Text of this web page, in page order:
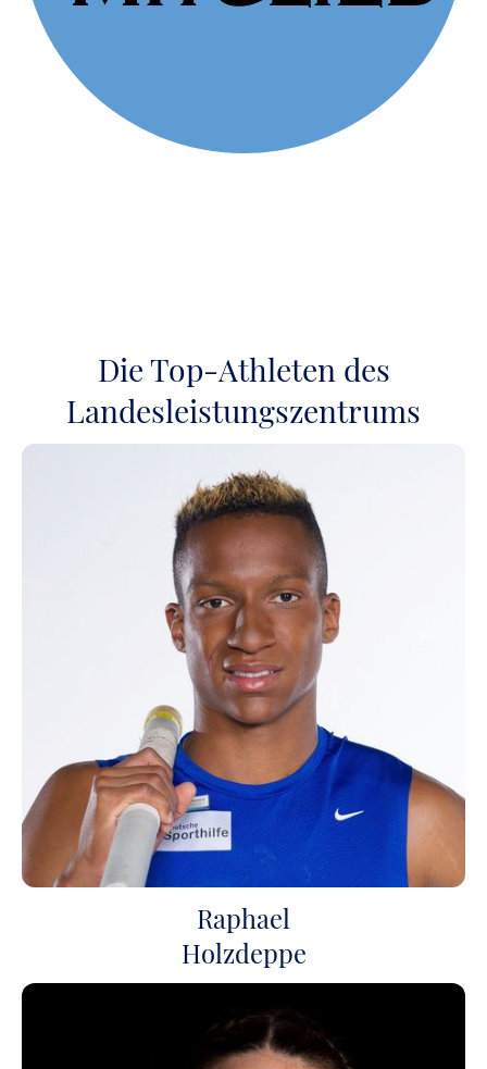
Die Top-Athleten des
Landesleistungszentrums
Raphael
Holzdeppe